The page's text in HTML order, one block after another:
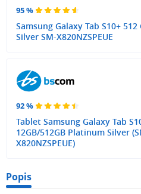
95 %
Samsung Galaxy Tab S10+ 512
Silver SM-X820NZSPEUE
92 %
Tablet Samsung Galaxy Tab
12GB/512GB Platinum Silver
X820NZSPEUE)
Popis